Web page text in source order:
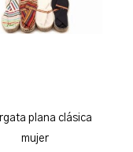
plana clásica
mujer